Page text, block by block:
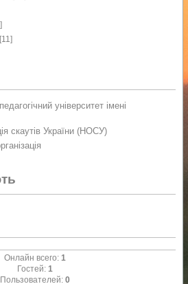
[11]
університет імені
скаутів України (НОСУ)
Онлайн всего: 1
Гостей: 1
Пользователей: 0